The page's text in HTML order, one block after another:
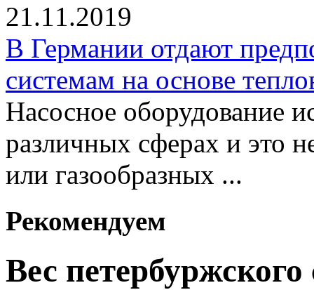
21.11.2019
В Германии отдают
системам на основе
Насосное оборудование
различных сферах и это
или газообразных ...
Рекомендуем
Вес